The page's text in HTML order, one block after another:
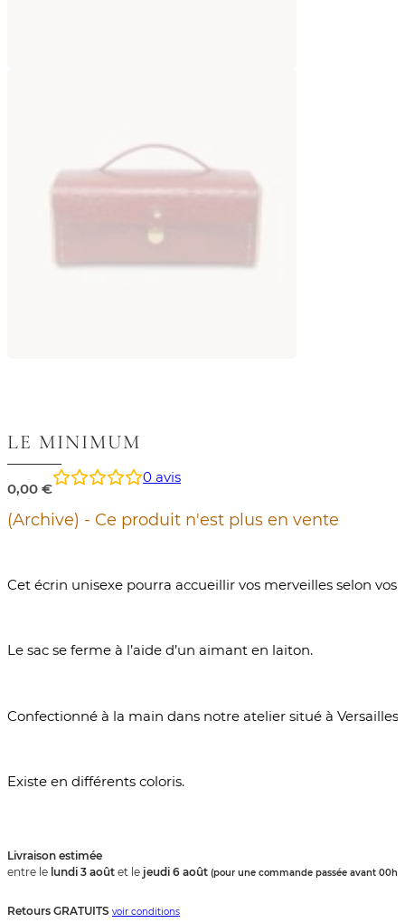
LE MINIMUM
0,00 €
0 avis
(Archive) - Ce produit n'est plus en vente
Cet écrin unisexe pourra accueillir vos merveilles selon
Le sac se ferme à l’aide d’un aimant en laiton.
Confectionné à la main dans notre atelier situé à Versailles.
Existe en différents coloris.
Livraison estimée
entre le lundi 3 août et le jeudi 6 août (pour une commande passée avant 00h)
Retours GRATUITS voir conditions